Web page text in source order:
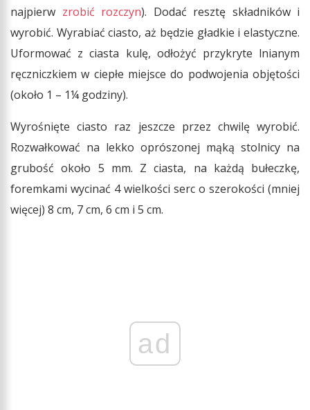
najpierw zrobić rozczyn). Dodać resztę składników i
wyrobić. Wyrabiać ciasto, aż będzie gładkie i elastyczne.
Uformować z ciasta kulę, odłożyć przykryte lnianym
ręczniczkiem w ciepłe miejsce do podwojenia objętości
(około 1 – 1¼ godziny).
Wyrośnięte ciasto raz jeszcze przez chwilę wyrobić.
Rozwałkować na lekko oprószonej mąką stolnicy na
grubość około 5 mm. Z ciasta, na każdą bułeczkę,
foremkami wycinać 4 wielkości serc o szerokości (mniej
więcej) 8 cm, 7 cm, 6 cm i 5 cm.
ad